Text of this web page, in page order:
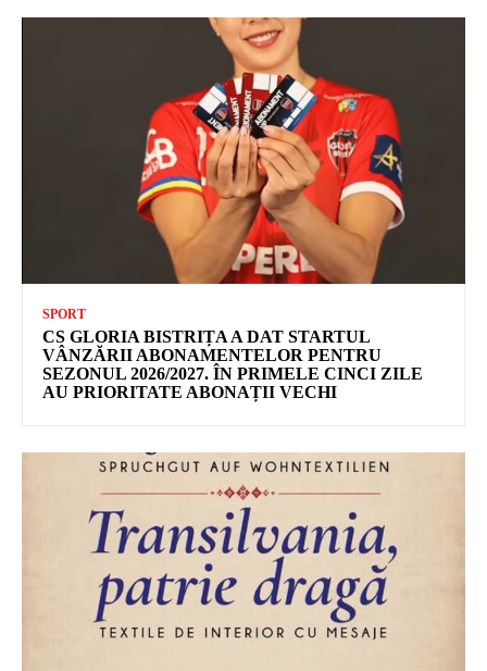
SPORT
CS GLORIA BISTRIȚA A DAT STARTUL
VÂNZĂRII ABONAMENTELOR PENTRU
SEZONUL 2026/2027. ÎN PRIMELE CINCI ZILE
AU PRIORITATE ABONAȚII VECHI